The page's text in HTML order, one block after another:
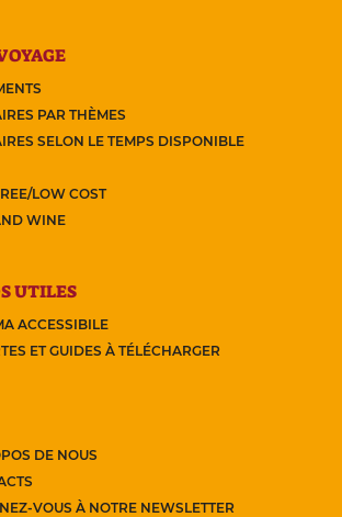
PAR THÈMES
SELON LE TEMPS DISPONIBLE
LOW COST
WINE
UTILES
ACCESSIBILE
ET GUIDES À TÉLÉCHARGER
DE NOUS
VOUS À NOTRE NEWSLETTER